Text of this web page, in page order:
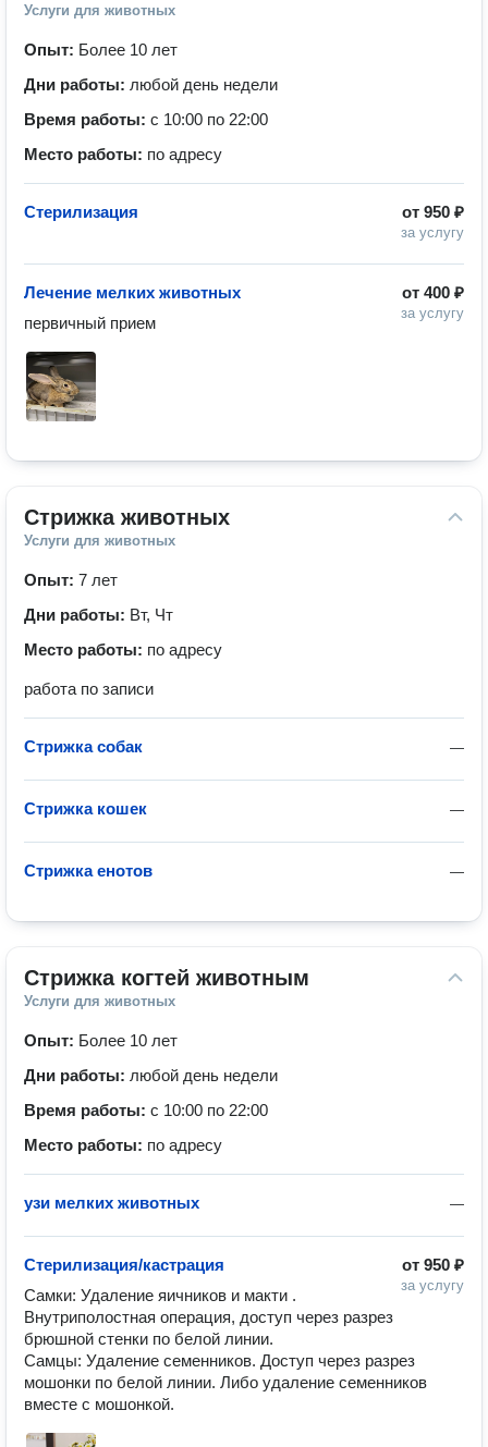
Услуги для животных
Опыт: Более 10 лет
Дни работы: любой день недели
Время работы: с 10:00 по 22:00
Место работы: по адресу
от 950 ₽
за услугу
Стерилизация
от 400 ₽
за услугу
Лечение мелких животных
первичный прием
Стрижка животных
Услуги для животных
Опыт: 7 лет
Дни работы: Вт, Чт
Место работы: по адресу
работа по записи
—
Стрижка собак
—
Стрижка кошек
—
Стрижка енотов
Стрижка когтей животным
Услуги для животных
Опыт: Более 10 лет
Дни работы: любой день недели
Время работы: с 10:00 по 22:00
Место работы: по адресу
—
узи мелких животных
от 950 ₽
за услугу
Стерилизация/кастрация
Самки: Удаление яичников и макти .
Внутриполостная операция, доступ через разрез
брюшной стенки по белой линии.
Самцы: Удаление семенников. Доступ через разрез
мошонки по белой линии. Либо удаление семенников
вместе с мошонкой.